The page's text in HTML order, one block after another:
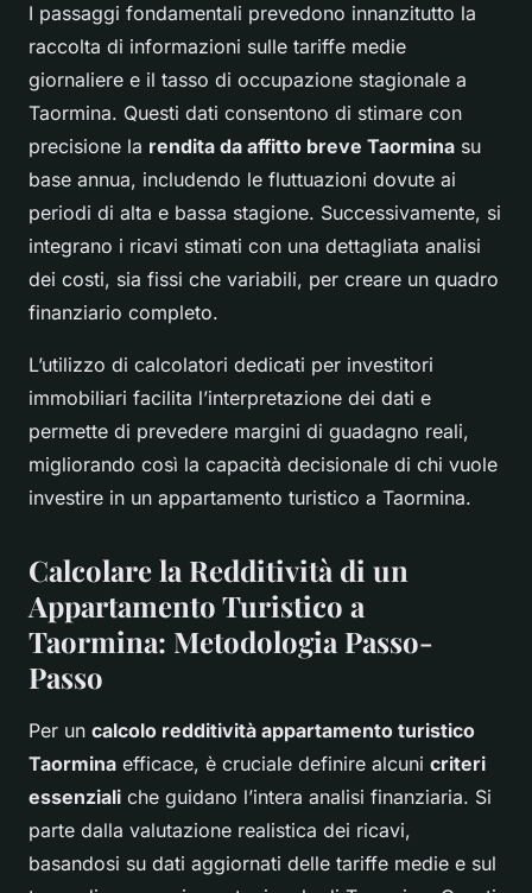
I passaggi fondamentali prevedono innanzitutto la
raccolta di informazioni sulle tariffe medie
giornaliere e il tasso di occupazione stagionale a
Taormina. Questi dati consentono di stimare con
precisione la rendita da affitto breve Taormina su
base annua, includendo le fluttuazioni dovute ai
periodi di alta e bassa stagione. Successivamente, si
integrano i ricavi stimati con una dettagliata analisi
dei costi, sia fissi che variabili, per creare un quadro
finanziario completo.
L’utilizzo di calcolatori dedicati per investitori
immobiliari facilita l’interpretazione dei dati e
permette di prevedere margini di guadagno reali,
migliorando così la capacità decisionale di chi vuole
investire in un appartamento turistico a Taormina.
Calcolare la Redditività di un
Appartamento Turistico a
Taormina: Metodologia Passo-
Passo
Per un calcolo redditività appartamento turistico
Taormina efficace, è cruciale definire alcuni criteri
essenziali che guidano l’intera analisi finanziaria. Si
parte dalla valutazione realistica dei ricavi,
basandosi su dati aggiornati delle tariffe medie e sul